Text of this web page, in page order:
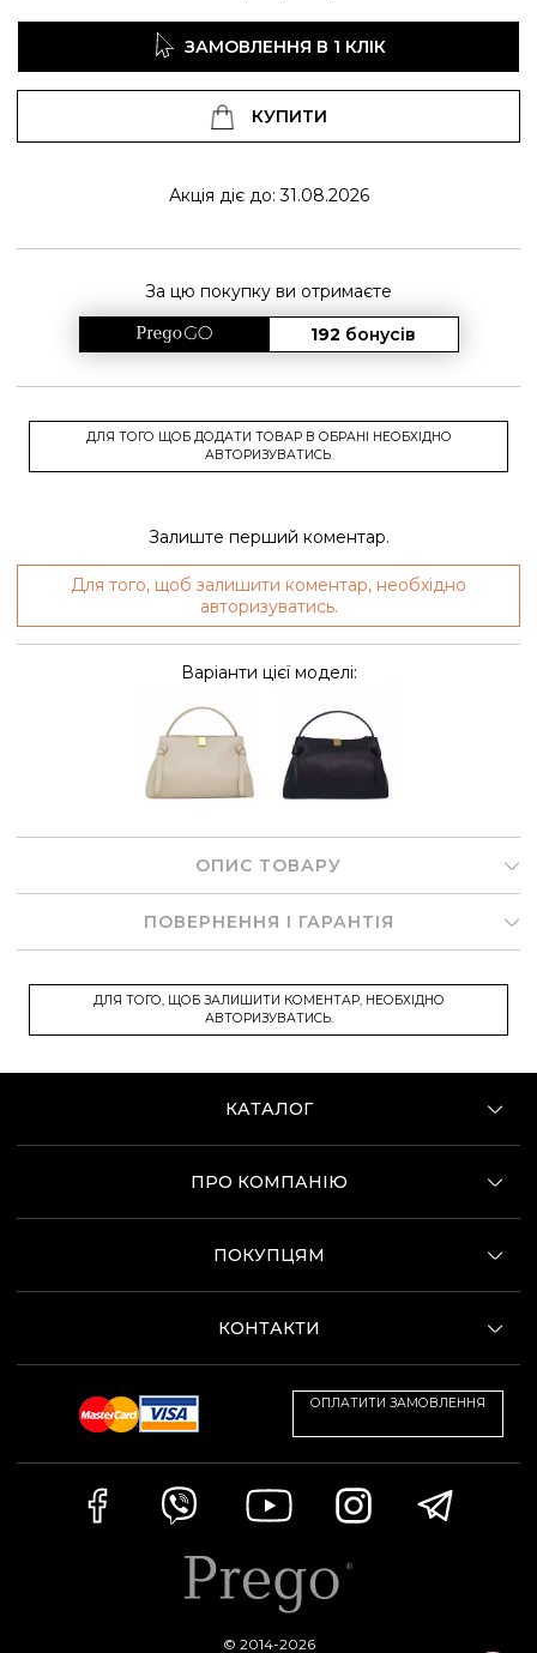
ЗАМОВЛЕННЯ В 1 КЛІК
КУПИТИ
Акція діє до: 31.08.2026
За цю покупку ви отримаєте
192 бонусів
ДЛЯ ТОГО ЩОБ ДОДАТИ ТОВАР В ОБРАНІ НЕОБХІДНО
АВТОРИЗУВАТИСЬ.
Залиште перший коментар.
Для того, щоб залишити коментар, необхідно
авторизуватись.
Варіанти цієї моделі:
ОПИС ТОВАРУ
ПОВЕРНЕННЯ І ГАРАНТІЯ
ДЛЯ ТОГО, ЩОБ ЗАЛИШИТИ КОМЕНТАР, НЕОБХІДНО
АВТОРИЗУВАТИСЬ.
КАТАЛОГ
ПРО КОМПАНІЮ
ПОКУПЦЯМ
КОНТАКТИ
ОПЛАТИТИ ЗАМОВЛЕННЯ
© 2014-2026